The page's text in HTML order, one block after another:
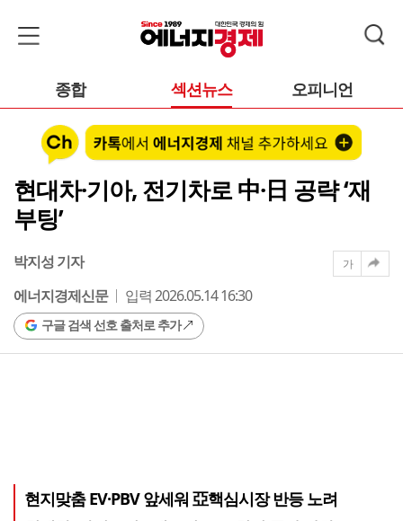
종합 섹션뉴스 오피니언
현대차·기아, 전기차로 中·日 공략 ‘재
부팅’
박지성 기자
에너지경제신문
입력 2026.05.14 16:30
구글 검색 선호 출처로 추가
가
현지맞춤 EV·PBV 앞세워 亞핵심시장 반등 노려